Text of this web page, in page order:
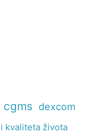
cgms dexcom
kvaliteta života